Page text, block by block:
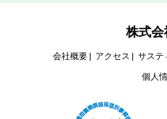
株式会
会社概要 アクセス サステ
個人